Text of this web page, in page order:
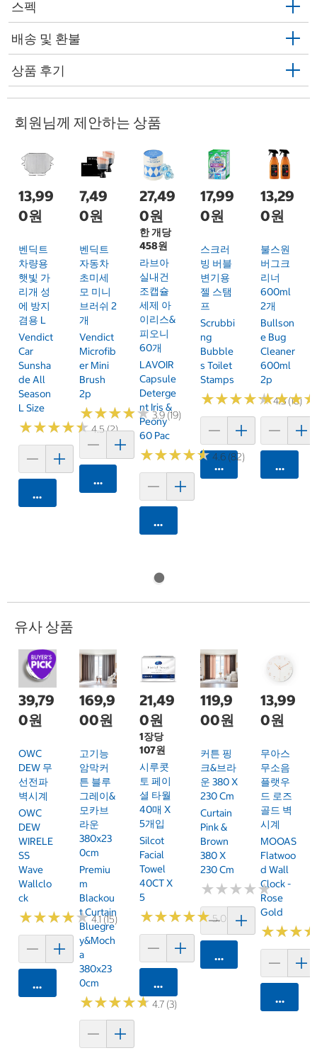
스펙
배송 및 환불
상품 후기
회원님께 제안하는 상품
13,99
0원
벤딕트
차량용
햇빛 가
리개 성
에 방지
겸용 L
Vendict
Car
Sunsha
De All
Season
L Size
★★★★★
★★★★★4.5 (2)
카트에 담기
7,49
0원
벤딕트
자동차
초미세
모 미니
브러쉬 2
개
Vendict
Microfib
Er Mini
Brush
2p
★★★★★
★★★★★ 3.9 (19)
카트에 담기
27,49
0원
한 개당
458원
라브아
실내건
조캡슐
세제 아
이리스&
피오니
60개
LAVOIR
Capsule
Deterge
Nt Iris &
Peony
60 Pac
★★★★★
★★★★★4.6 (82)
카트에 담기
17,99
0원
스크러
빙 버블
변기용
젤 스탬
프
Scrubbi
Ng
Bubble
S Toilet
Stamps
★★★★★
★★★★★4.3 (18)
카트에 담기
13,29
0원
불스원
버그크
리너
600ml
2개
Bullson
E Bug
Cleaner
600ml
2p
★★★
★★★
카트에
유사 상품
39,79
0원
OWC
DEW 무
선전파
벽시계
OWC
DEW
WIRELE
SS
Wave
Wallclo
Ck
★★★★★
★★★★★4.1 (15)
카트에 담기
169,9
00원
고기능
암막커
튼 블루
그레이&
모카브
라운
380x23
0cm
Premiu
M
Blackou
T Curtain
Bluegre
Y&Moch
A
380x23
0cm
★★★★★
★★★★★4.7 (3)
21,49
0원
1장당
107원
시루콧
토 페이
셜 타월
40매 X
5개입
Silcot
Facial
Towel
40CT X
5
★★★★★
★★★★★5.0 (3)
카트에 담기
119,9
00원
커튼 핑
크&브라
운 380 X
230 Cm
Curtain
Pink &
Brown
380 X
230 Cm
★★★★★
★★★★★
카트에 담기
13,99
0원
무아스
무소음
플랫우
드 로즈
골드 벽
시계
MOOAS
Flatwoo
D Wall
Clock -
Rose
Gold
★★★
★★★
카트에